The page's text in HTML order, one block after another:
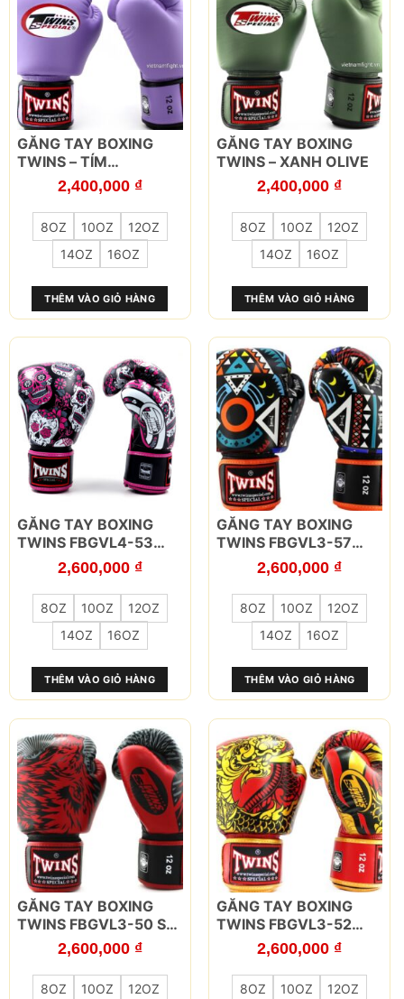
trên
trang
trên
trang
sản
phẩm
8OZ 10OZ
12OZ
14OZ
16OZ
GĂNG TAY BOXING
TWINS – TÍM
LAVENDER
2,400,000 ₫
THÊM VÀO GIỎ HÀNG
Sản
phẩm
có
nhiều
biến
thể.
Các
chọn
có
thể
chọn
trên
trang
phẩm
8OZ 10OZ
12OZ
14OZ
16OZ
GĂNG TAY BOXING
TWINS – XANH OLIVE
2,400,000 ₫
THÊM VÀO GIỎ HÀNG
Sản
phẩm
có
nhiều
biến
thể.
Các
chọn
có
thể
được
chọn
trên
trang
8OZ 10OZ
12OZ
14OZ
16OZ
GĂNG TAY BOXING
TWINS FBGVL4-53
SKULL HỒNG
2,600,000 ₫
THÊM VÀO GIỎ HÀNG
Sản
phẩm
có
nhiều
biến
thể.
Các
tùy
chọn
có
thể
được
chọn
trên
trang
sản
8OZ 10OZ
12OZ
14OZ
16OZ
GĂNG TAY BOXING
TWINS FBGVL3-57
ORANGE2,600,000 ₫
THÊM VÀO GIỎ HÀNG
Sản
phẩm
có
nhiều
biến
thể.
Các
tùy
chọn
có
thể
được
chọn
trên
trang
sản
8OZ 10OZ
12OZ
GĂNG TAY BOXING
TWINS FBGVL3-50 SÓI
2,600,000 ₫
Sản
phẩm
có
nhiều
biến
8OZ 10OZ
12OZ
GĂNG TAY BOXING
TWINS FBGVL3-52
RỒNG NAGAS
GOLD/RED
2,600,000 ₫
Sản
phẩm
có
nhiều
biến